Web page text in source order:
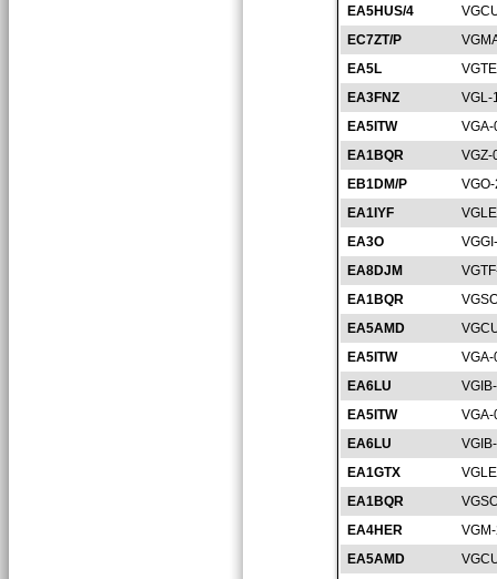
EA5HUS/4
EC7ZT/P
EA5L
EA3FNZ
VGL-
EA5ITW
EA1BQR
VGZ-
EB1DM/P
EA1IYF
EA3O
EA8DJM
EA1BQR
EA5AMD
EA5ITW
EA6LU
EA5ITW
EA6LU
EA1GTX
EA1BQR
EA4HER
EA5AMD